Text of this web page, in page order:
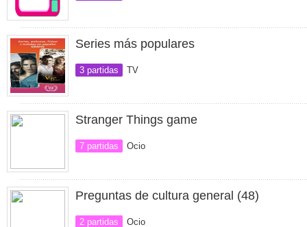
Series más populares
3 partidas TV
Stranger Things game
7 partidas Ocio
Preguntas de cultura general (48)
2 partidas Ocio